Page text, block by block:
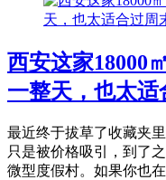
西安这家18000
一整天，也太适
最近终于拔草了收藏夹
只是被价格吸引，到了
微型度假村。如果你也